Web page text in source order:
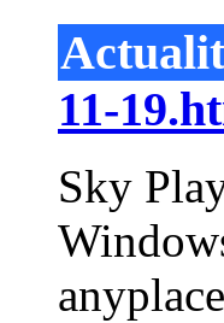
11-
Sky